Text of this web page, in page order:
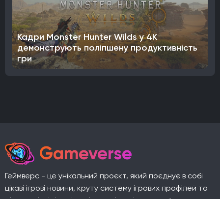
Кадри Monster Hunter Wilds у 4K
демонструють поліпшену продуктивність
гри
Gameverse
Геймверс - це унікальний проєкт, який поєднує в собі
цікаві ігрові новини, круту систему ігрових профілей та